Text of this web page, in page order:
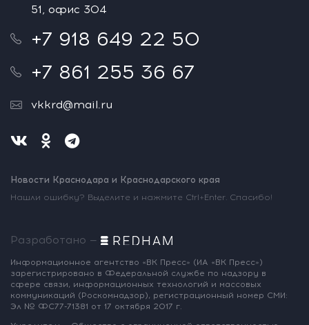
51, офис 304
+7 918 649 22 50
+7 861 255 36 67
vkkrd@mail.ru
Новости Краснодара и Краснодарского края
Нашли ошибку? Выделите и нажмите Ctrl+Enter. Спасибо!
Разработано —
Информационное агентство «ВК Пресс» (ИА «ВК Пресс»)
зарегистрировано в Федеральной службе по надзору в
сфере связи, информационных технологий и массовых
коммуникаций (Роскомнадзор), регистрационный номер СМИ:
Эл № ФС77-71381 от 17 октября 2017 г.